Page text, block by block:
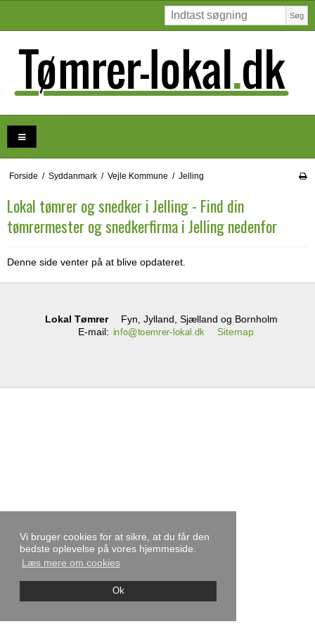
Vi bruger cookies for at sikre, at du får den
bedste oplevelse på vores hjemmeside.
Læs mere om cookies
Ok
Søg
Forside / Syddanmark / Vejle Kommune / Jelling
Lokal tømrer og snedker i Jelling - Find din
tømrermester og snedkerfirma i Jelling nedenfor
Denne side venter på at blive opdateret.
Lokal Tømrer
Fyn, Jylland, Sjælland og Bornholm
E-mail: Sitemap